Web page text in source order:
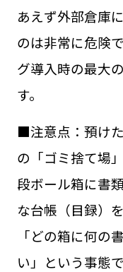
あえず外部倉庫
のは非常に危険
グ導入時の最大
す。
■注意点： 預け
の「ゴミ捨て場
段ボール箱に書
な台帳（目録）
「どの箱に何の
い」という事態